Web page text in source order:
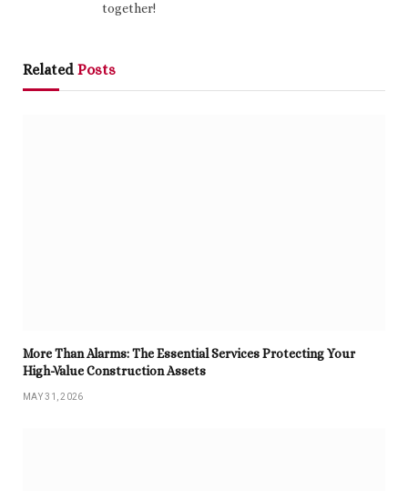
together!
Related Posts
More Than Alarms: The Essential Services Protecting Your
High-Value Construction Assets
MAY 31, 2026